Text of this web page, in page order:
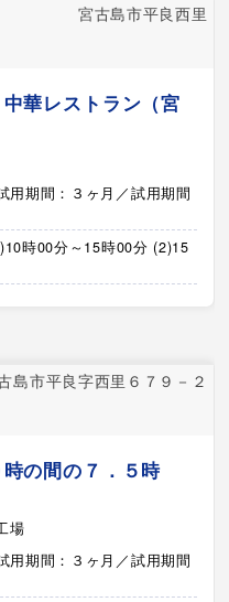
宮古島市平良西里
華レストラン（宮
用期間：３ヶ月／試用期間
時00分～15時00分 (2)15
島市平良字西里６７９－２
の間の７．５時
場
用期間：３ヶ月／試用期間